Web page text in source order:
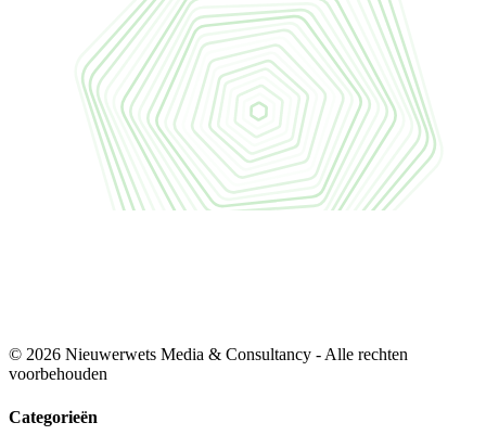
© 2026 Nieuwerwets Media & Consultancy - Alle rechten
voorbehouden
Categorieën